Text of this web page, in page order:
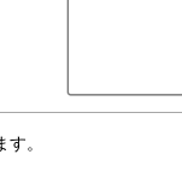
。